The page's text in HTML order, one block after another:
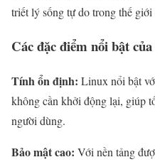
triết lý sống tự do trong thế giới
Các đặc điểm nổi bật
Tính ổn định: Linux nổi bật
không cần khởi động lại, giúp
người dùng.
Bảo mật cao: Với nền tảng